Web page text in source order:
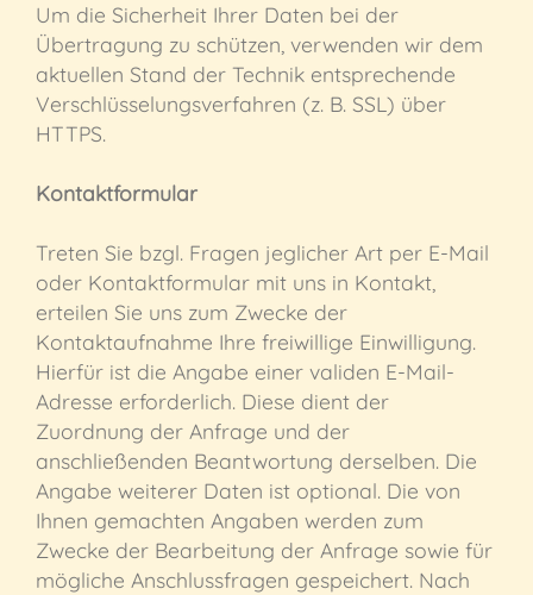
Um die Sicherheit Ihrer Daten bei der
Übertragung zu schützen, verwenden wir dem
aktuellen Stand der Technik entsprechende
Verschlüsselungsverfahren (z. B. SSL) über
HTTPS.
Kontaktformular
Treten Sie bzgl. Fragen jeglicher Art per E-Mail
oder Kontaktformular mit uns in Kontakt,
erteilen Sie uns zum Zwecke der
Kontaktaufnahme Ihre freiwillige Einwilligung.
Hierfür ist die Angabe einer validen E-Mail-
Adresse erforderlich. Diese dient der
Zuordnung der Anfrage und der
anschließenden Beantwortung derselben. Die
Angabe weiterer Daten ist optional. Die von
Ihnen gemachten Angaben werden zum
Zwecke der Bearbeitung der Anfrage sowie für
mögliche Anschlussfragen gespeichert. Nach